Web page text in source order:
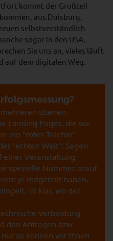
kommt der Großteil
aus Duisburg,
selbstverständlich
sogar in den USA,
Sie uns an, vieles läuft
auf dem digitalen Weg.
Ebenen.
Landing Pages, die wir
ein "rotes Telefon"
"echten Welt": Sagen
Veranstaltung
spezielle Nummer drauf
je mitgeteilt haben.
ist klar, wo der
Verbindung
den Anfragen bzw.
so können wir Ihnen